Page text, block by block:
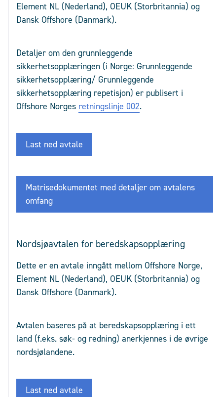
Element NL (Nederland), OEUK (Storbritannia) og
Dansk Offshore (Danmark).
Detaljer om den grunnleggende
sikkerhetsopplæringen (i Norge: Grunnleggende
sikkerhetsopplæring/ Grunnleggende
sikkerhetsopplæring repetisjon) er publisert i
Offshore Norges retningslinje 002.
Last ned avtale
Matrisedokumentet med detaljer om avtalens
omfang
Nordsjøavtalen for beredskapsopplæring
Dette er en avtale inngått mellom Offshore Norge,
Element NL (Nederland), OEUK (Storbritannia) og
Dansk Offshore (Danmark).
Avtalen baseres på at beredskapsopplæring i ett
land (f.eks. søk- og redning) anerkjennes i de øvrige
nordsjølandene.
Last ned avtale